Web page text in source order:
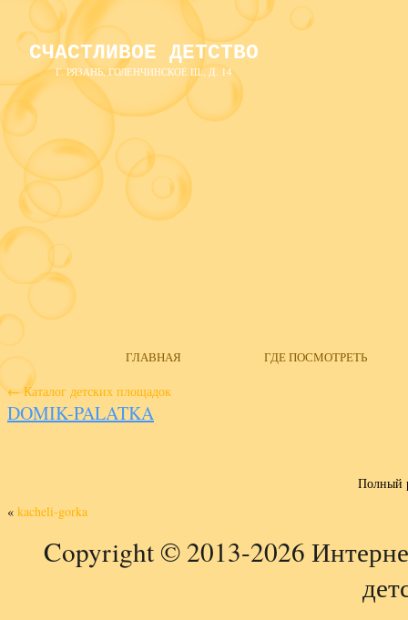
СЧАСТЛИВОЕ ДЕТСТВО
Г. РЯЗАНЬ, ГОЛЕНЧИНСКОЕ Ш., Д. 14
ГЛАВНАЯ ГДЕ ПОСМОТРЕТЬ
←Каталог детских площадок
DOMIK-PALATKA
Полный
« kacheli-gorka
Copyright © 2013-2026